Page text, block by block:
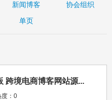
新闻博客
协会组织
单页
跨境电商博客网站源...
： 0